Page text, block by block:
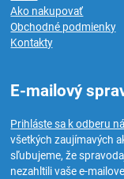
Ako nakupovať
Obchodné podmienky
Kontakty
E-mailový
Prihláste sa k odberu
všetkých zaujímavých
sľubujeme, že
nezahltili vaše e-